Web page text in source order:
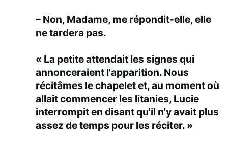
– Non, Madame, me répondit-elle, elle
ne tardera pas.
« La petite attendait les signes qui
annonceraient l'apparition. Nous
récitâmes le chapelet et, au moment où
allait commencer les litanies, Lucie
interrompit en disant qu'il n'y avait plus
assez de temps pour les réciter. »